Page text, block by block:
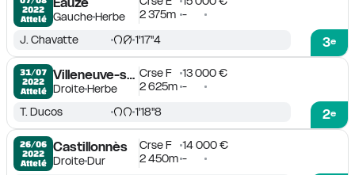
2022
Attelé
GaucheHerbe
2 375m -
3e
J. Chavatte 1'17''4
31/07
2022
Attelé
Villeneuve-sur-Lot
DroiteHerbe
Crse F
13 000 €
2 625m -
2e
T. Ducos 1'18''8
26/06
2022
Attelé
Castillonnès
DroiteDur
Crse F
14 000 €
2 450m -